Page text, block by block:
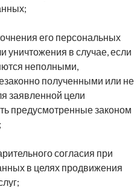
его персональных
уничтожения в случае, если
неполными,
полученными или не
заявленной цели
предусмотренные законом
согласия при
в целях продвижения